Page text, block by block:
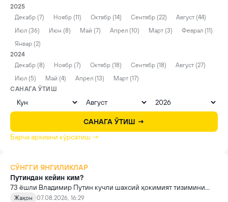
2025
Декабр (7)
Ноябр (11) Октябр (14) Сентябр (22)
Август (44)
Июл (36)
Июн (8) Май (7) Апрел (10) Март (3)
Феврал (11)
Январ (2)
2024
Декабр (8)
Ноябр (7) Октябр (18) Сентябр (18)
Август (27)
Июл (5)
Май (4) Апрел (13)
Март (17)
САНАГА ЎТИШ
САНАГА ЎТИШ →
Барча архивни кўрсатиш →
СЎНГГИ ЯНГИЛИКЛАР
Путиндан кейин ким?
73 ёшли Владимир Путин кучли шахсий ҳокимият тизимини
яратди, аммо ундан кейин ким келиши ва ҳокимиятни
Жаҳон
07.08.2026, 16:29